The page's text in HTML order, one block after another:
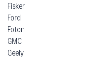
Fisker
Ford
Foton
GMC
Geely